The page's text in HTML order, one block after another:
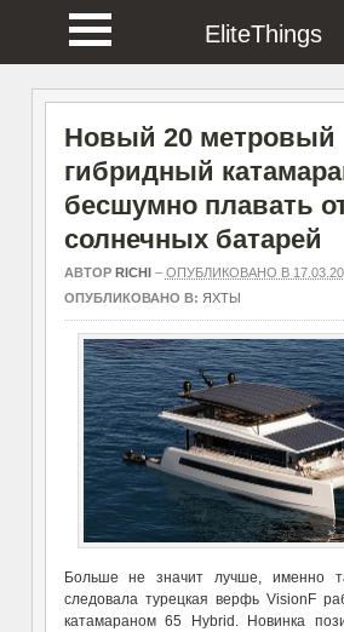
EliteThings
Новый 20 метровый
гибридный
бесшумно плавать
солнечных батарей
АВТОР RICHI– ОПУБЛИКОВАНО В
ОПУБЛИКОВАНО В: ЯХТЫ
Больше не значит лучше, именно
следовала турецкая верфь VisionF
катамараном 65 Hybrid. Новинка